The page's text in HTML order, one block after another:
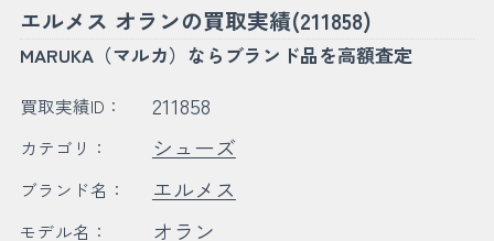
エルメス オランの買取実績(211858)
MARUKA（マルカ）ならブランド品を高額査定
買取実績ID： 211858
カテゴリ： シューズ
ブランド名： エルメス
モデル名： オラン